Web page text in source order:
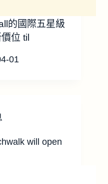
的國際五星級
位 til
01
will open